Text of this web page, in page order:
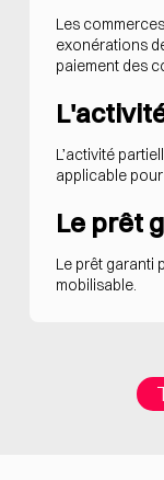
Les
exonérations
paiement des
L’activité
applicable
Le prêt
Le prêt garanti
mobilisable.